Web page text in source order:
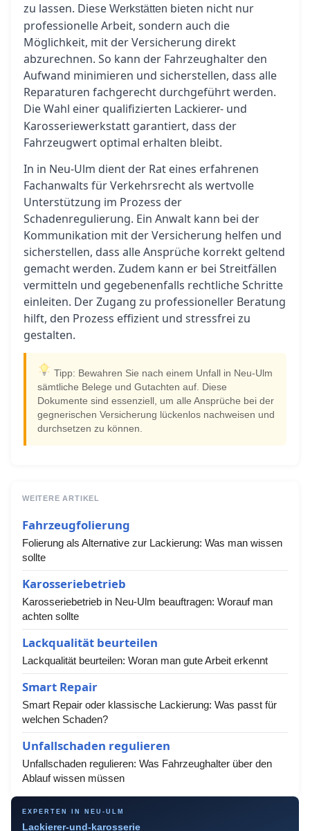
zu lassen. Diese Werkstätten bieten nicht nur
professionelle Arbeit, sondern auch die
Möglichkeit, mit der Versicherung direkt
abzurechnen. So kann der Fahrzeughalter den
Aufwand minimieren und sicherstellen, dass alle
Reparaturen fachgerecht durchgeführt werden.
Die Wahl einer qualifizierten Lackierer- und
Karosseriewerkstatt garantiert, dass der
Fahrzeugwert optimal erhalten bleibt.
In in Neu-Ulm dient der Rat eines erfahrenen
Fachanwalts für Verkehrsrecht als wertvolle
Unterstützung im Prozess der
Schadenregulierung. Ein Anwalt kann bei der
Kommunikation mit der Versicherung helfen und
sicherstellen, dass alle Ansprüche korrekt geltend
gemacht werden. Zudem kann er bei Streitfällen
vermitteln und gegebenenfalls rechtliche Schritte
einleiten. Der Zugang zu professioneller Beratung
hilft, den Prozess effizient und stressfrei zu
gestalten.
Tipp: Bewahren Sie nach einem Unfall in Neu-Ulm
sämtliche Belege und Gutachten auf. Diese
Dokumente sind essenziell, um alle Ansprüche bei der
gegnerischen Versicherung lückenlos nachweisen und
durchsetzen zu können.
WEITERE ARTIKEL
Fahrzeugfolierung
Folierung als Alternative zur Lackierung: Was man wissen
sollte
Karosseriebetrieb
Karosseriebetrieb in Neu-Ulm beauftragen: Worauf man
achten sollte
Lackqualität beurteilen
Lackqualität beurteilen: Woran man gute Arbeit erkennt
Smart Repair
Smart Repair oder klassische Lackierung: Was passt für
welchen Schaden?
Unfallschaden regulieren
Unfallschaden regulieren: Was Fahrzeughalter über den
Ablauf wissen müssen
EXPERTEN IN NEU-ULM
Lackierer-und-karosserie